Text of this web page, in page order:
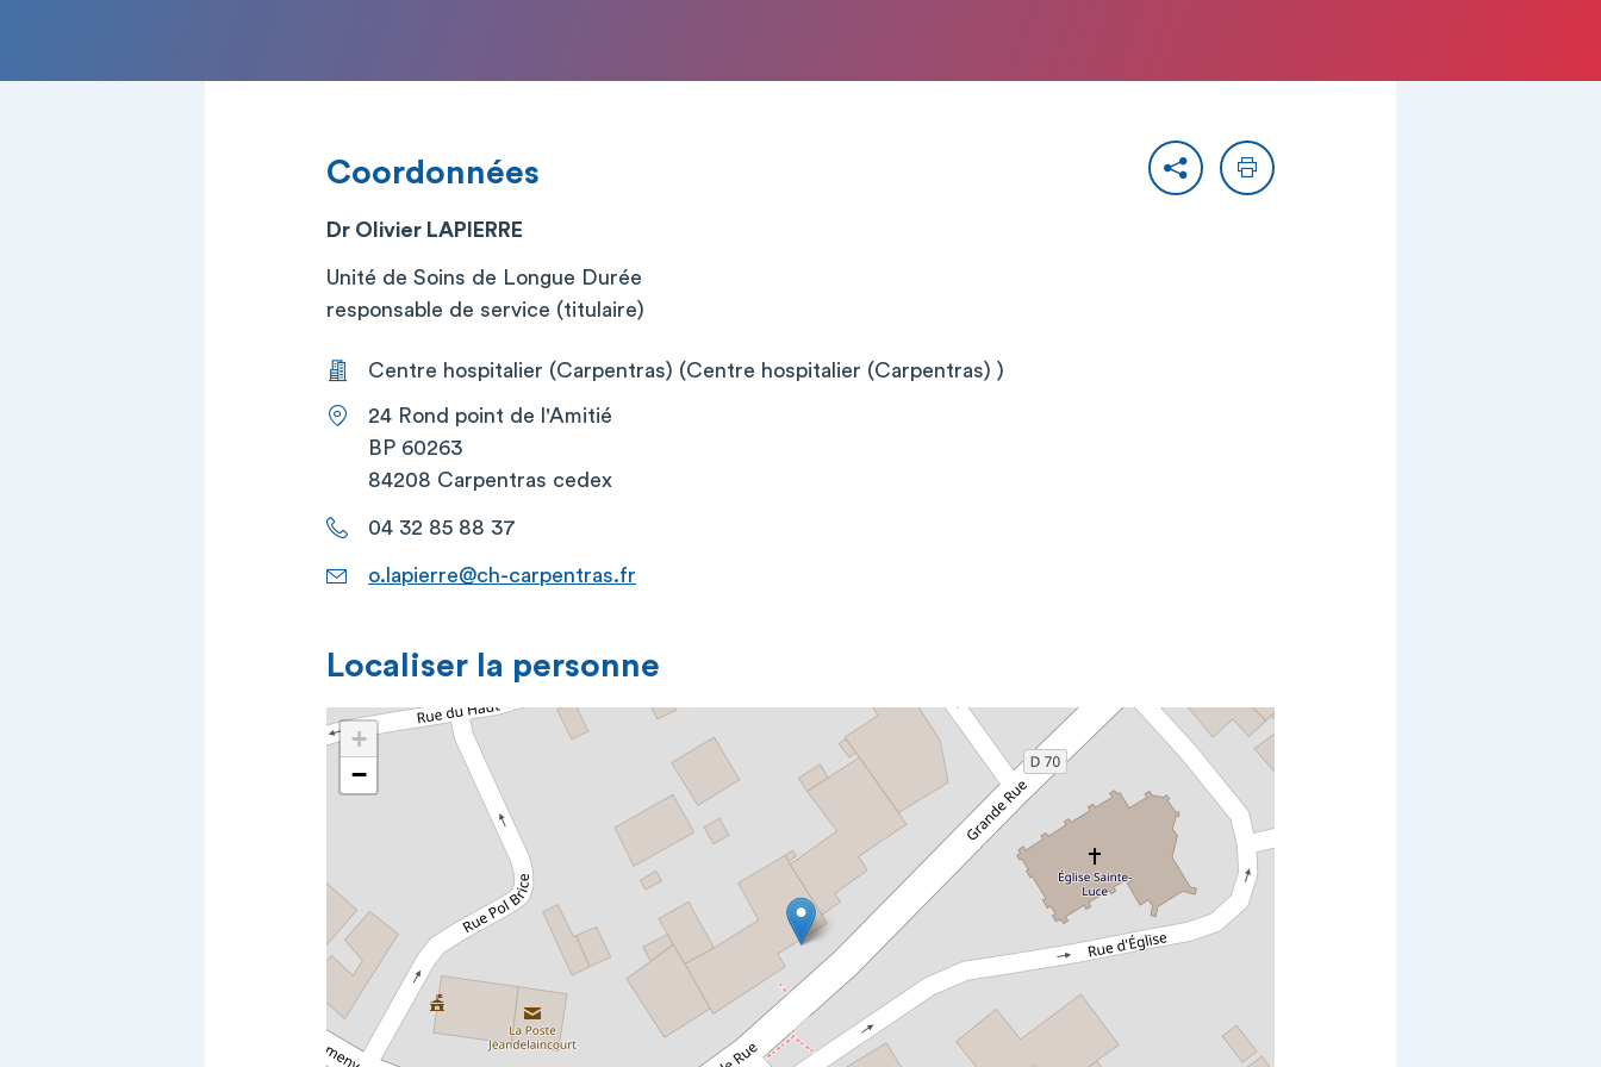
PartagerImprimer
Coordonnées
Dr Olivier LAPIERRE
Unité de Soins de Longue Durée
responsable de service (titulaire)
Centre hospitalier (Carpentras) (Centre hospitalier (Carpentras) )
24 Rond point de l'Amitié
BP 60263
84208 Carpentras cedex
04 32 85 88 37
o.lapierre@ch-carpentras.fr
Localiser la personne
+
−